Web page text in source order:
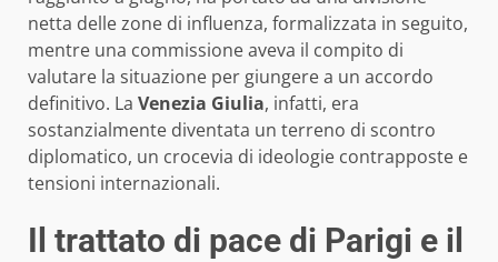
netta delle zone di influenza, formalizzata in seguito,
mentre una commissione aveva il compito di
valutare la situazione per giungere a un accordo
definitivo. La Venezia Giulia, infatti, era
sostanzialmente diventata un terreno di scontro
diplomatico, un crocevia di ideologie contrapposte e
tensioni internazionali.
Il trattato di pace di Parigi e il